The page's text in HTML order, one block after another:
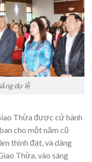
dự lễ
Thừa được cử hành
cho một năm cũ
thịnh đạt, và dâng
Thừa, vào sáng